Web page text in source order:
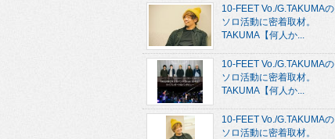
10-FEET Vo./G.TAKUMAの
ソロ活動に密着取材。
TAKUMA【何人か...
10-FEET Vo./G.TAKUMAの
ソロ活動に密着取材。
TAKUMA【何人か...
10-FEET Vo./G.TAKUMAの
ソロ活動に密着取材。